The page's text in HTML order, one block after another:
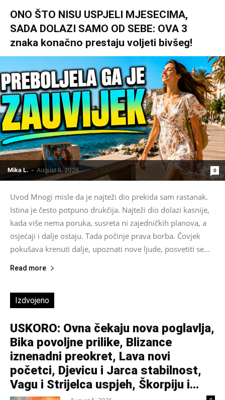
ONO ŠTO NISU USPJELI MJESECIMA,
SADA DOLAZI SAMO OD SEBE: OVA 3
znaka konačno prestaju voljeti bivšeg!
Mika L. - August 6, 2026 0
Uvod Mnogi misle da je najteži dio prekida sam rastanak.
Istina je često potpuno drukčija. Najteži dio dolazi kasnije,
kada više nema poruka, susreta ni zajedničkih planova, a
osjećaji i dalje ostaju. Tada počinje prava borba. Čovjek
pokušava krenuti dalje, upoznati nove ljude, posvetiti se...
Read more
Izdvojeno
USKORO: Ovna čekaju nova poglavlja,
Bika povoljne prilike, Blizance
iznenadni preokret, Lava novi
početci, Djevicu i Jarca stabilnost,
Vagu i Strijelca uspjeh, Škorpiju i...